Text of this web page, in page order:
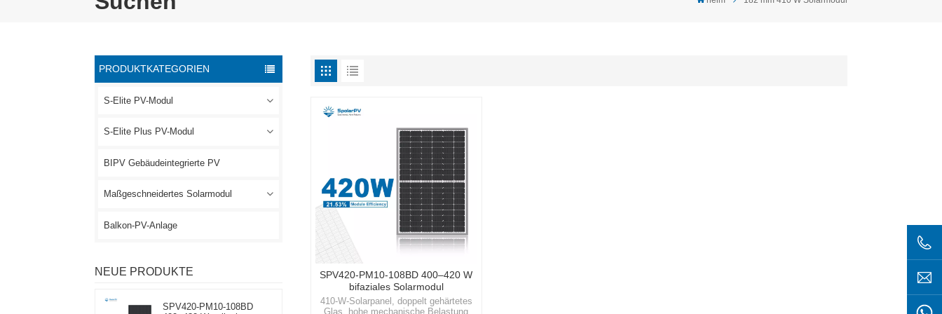
PRODUKTKATEGORIEN
S-Elite PV-Modul
S-Elite Plus PV-Modul
BIPV Gebäudeintegrierte PV
Maßgeschneidertes Solarmodul
Balkon-PV-Anlage
NEUE PRODUKTE
SPV420-PM10-108BD
SPV420-PM10-108BD 400–420 W
bifaziales Solarmodul
410-W-Solarpanel, doppelt gehärtetes